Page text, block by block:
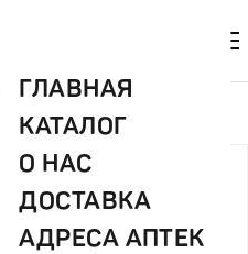
ГЛАВНАЯ
КАТАЛОГ
О НАС
ДОСТАВКА
АДРЕСА АПТЕК
(ИМН) / Перчатки нитриловые